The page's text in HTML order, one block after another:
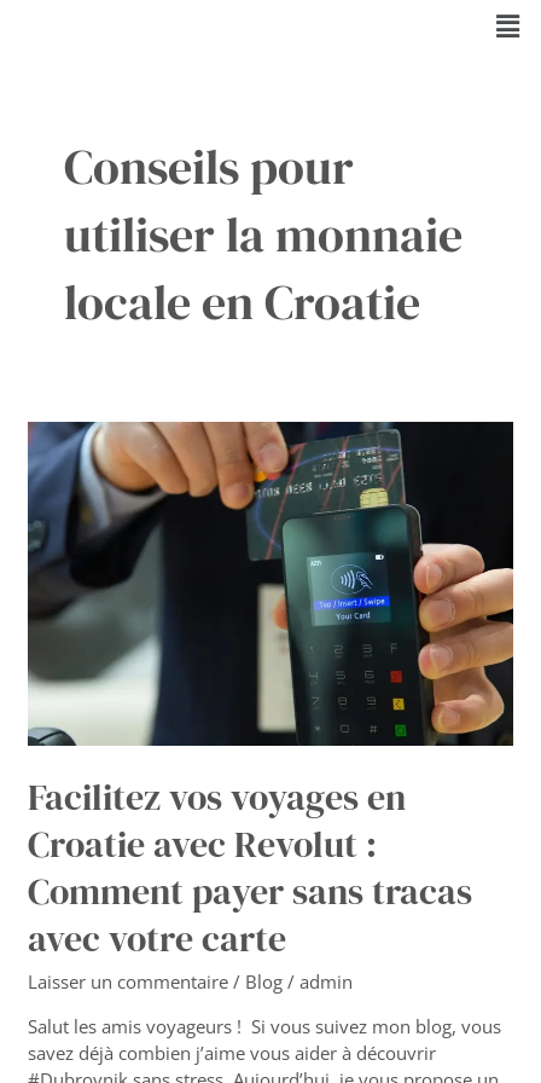
Conseils pour
utiliser la monnaie
locale en Croatie
Facilitez vos voyages en
Croatie avec Revolut :
Comment payer sans tracas
avec votre carte
Laisser un commentaire / Blog /admin
Salut les amis voyageurs ! Si vous suivez mon blog, vous
savez déjà combien j’aime vous aider à découvrir
Facilitez
vos
voyages
en
Croatie
avec
Revolut
:
payer
sans
tracas
avec
votre
carte